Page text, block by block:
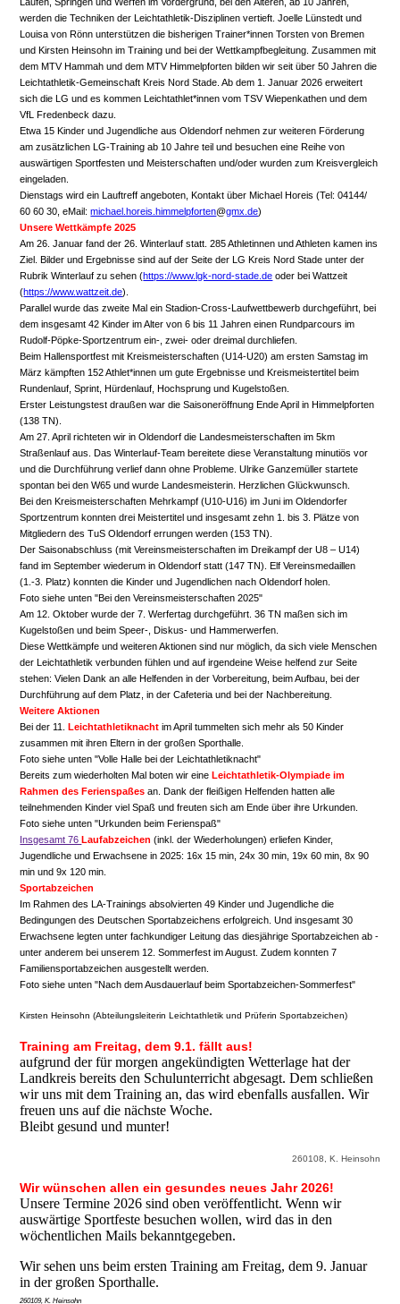
Laufen, Springen und Werfen im Vordergrund, bei den Älteren, ab 10 Jahren,
werden die Techniken der Leichtathletik-Disziplinen vertieft. Joelle Lünstedt und
Louisa von Rönn unterstützen die bisherigen Trainer*innen Torsten von Bremen
und Kirsten Heinsohn im Training und bei der Wettkampfbegleitung. Zusammen mit
dem MTV Hammah und dem MTV Himmelpforten bilden wir seit über 50 Jahren die
Leichtathletik-Gemeinschaft Kreis Nord Stade. Ab dem 1. Januar 2026 erweitert
sich die LG und es kommen Leichtathlet*innen vom TSV Wiepenkathen und dem
VfL Fredenbeck dazu.
Etwa 15 Kinder und Jugendliche aus Oldendorf nehmen zur weiteren Förderung
am zusätzlichen LG-Training ab 10 Jahre teil und besuchen eine Reihe von
auswärtigen Sportfesten und Meisterschaften und/oder wurden zum Kreisvergleich
eingeladen.
Dienstags wird ein Lauftreff angeboten, Kontakt über Michael Horeis (Tel: 04144/
60 60 30, eMail:michael.horeis.himmelpforten@gmx.de)
Unsere Wettkämpfe 2025
Am 26. Januar fand der 26. Winterlauf statt. 285 Athletinnen und Athleten kamen ins
Ziel. Bilder und Ergebnisse sind auf der Seite der LG Kreis Nord Stade unter der
Rubrik Winterlauf zu sehen (https://www.lgk-nord-stade.de oder bei Wattzeit
(https://www.wattzeit.de).
Parallel wurde das zweite Mal ein Stadion-Cross-Laufwettbewerb durchgeführt, bei
dem insgesamt 42 Kinder im Alter von 6 bis 11 Jahren einen Rundparcours im
Rudolf-Pöpke-Sportzentrum ein-, zwei- oder dreimal durchliefen.
Beim Hallensportfest mit Kreismeisterschaften (U14-U20) am ersten Samstag im
März kämpften 152 Athlet*innen um gute Ergebnisse und Kreismeistertitel beim
Rundenlauf, Sprint, Hürdenlauf, Hochsprung und Kugelstoßen.
Erster Leistungstest draußen war die Saisoneröffnung Ende April in Himmelpforten
(138 TN).
Am 27. April richteten wir in Oldendorf die Landesmeisterschaften im 5km
Straßenlauf aus. Das Winterlauf-Team bereitete diese Veranstaltung minutiös vor
und die Durchführung verlief dann ohne Probleme. Ulrike Ganzemüller startete
spontan bei den W65 und wurde Landesmeisterin. Herzlichen Glückwunsch.
Bei den Kreismeisterschaften Mehrkampf (U10-U16) im Juni im Oldendorfer
Sportzentrum konnten drei Meistertitel und insgesamt zehn 1. bis 3. Plätze von
Mitgliedern des TuS Oldendorf errungen werden (153 TN).
Der Saisonabschluss (mit Vereinsmeisterschaften im Dreikampf der U8 – U14)
fand im September wiederum in Oldendorf statt (147 TN). Elf Vereinsmedaillen
(1.-3. Platz) konnten die Kinder und Jugendlichen nach Oldendorf holen.
Foto siehe unten "Bei den Vereinsmeisterschaften 2025"
Am 12. Oktober wurde der 7. Werfertag durchgeführt. 36 TN maßen sich im
Kugelstoßen und beim Speer-, Diskus- und Hammerwerfen.
Diese Wettkämpfe und weiteren Aktionen sind nur möglich, da sich viele Menschen
der Leichtathletik verbunden fühlen und auf irgendeine Weise helfend zur Seite
stehen: Vielen Dank an alle Helfenden in der Vorbereitung, beim Aufbau, bei der
Durchführung auf dem Platz, in der Cafeteria und bei der Nachbereitung.
Weitere Aktionen
Bei der 11. Leichtathletiknacht im April tummelten sich mehr als 50 Kinder
zusammen mit ihren Eltern in der großen Sporthalle.
Foto siehe unten "Volle Halle bei der Leichtathletiknacht"
Bereits zum wiederholten Mal boten wir eine Leichtathletik-Olympiade im
Rahmen des Ferienspaßes an. Dank der fleißigen Helfenden hatten alle
teilnehmenden Kinder viel Spaß und freuten sich am Ende über ihre Urkunden.
Foto siehe unten "Urkunden beim Ferienspaß"
Insgesamt 76 Laufabzeichen (inkl. der Wiederholungen) erliefen Kinder,
Jugendliche und Erwachsene in 2025: 16x 15 min, 24x 30 min, 19x 60 min, 8x 90
min und 9x 120 min.
Sportabzeichen
Im Rahmen des LA-Trainings absolvierten 49 Kinder und Jugendliche die
Bedingungen des Deutschen Sportabzeichens erfolgreich. Und insgesamt 30
Erwachsene legten unter fachkundiger Leitung das diesjährige Sportabzeichen ab -
unter anderem bei unserem 12. Sommerfest im August. Zudem konnten 7
Familiensportabzeichen ausgestellt werden.
Foto siehe unten "Nach dem Ausdauerlauf beim Sportabzeichen-Sommerfest"
Kirsten Heinsohn (Abteilungsleiterin Leichtathletik und Prüferin Sportabzeichen)
Training am Freitag, dem 9.1. fällt aus!
aufgrund der für morgen angekündigten Wetterlage hat der
Landkreis bereits den Schulunterricht abgesagt. Dem schließen
wir uns mit dem Training an, das wird ebenfalls ausfallen. Wir
freuen uns auf die nächste Woche.
Bleibt gesund und munter!
260108, K. Heinsohn
Wir wünschen allen ein gesundes neues Jahr 2026!
Unsere Termine 2026 sind oben veröffentlicht. Wenn wir
auswärtige Sportfeste besuchen wollen, wird das in den
wöchentlichen Mails bekanntgegeben.
Wir sehen uns beim ersten Training am Freitag, dem 9. Januar
in der großen Sporthalle.
260109, K. Heinsohn